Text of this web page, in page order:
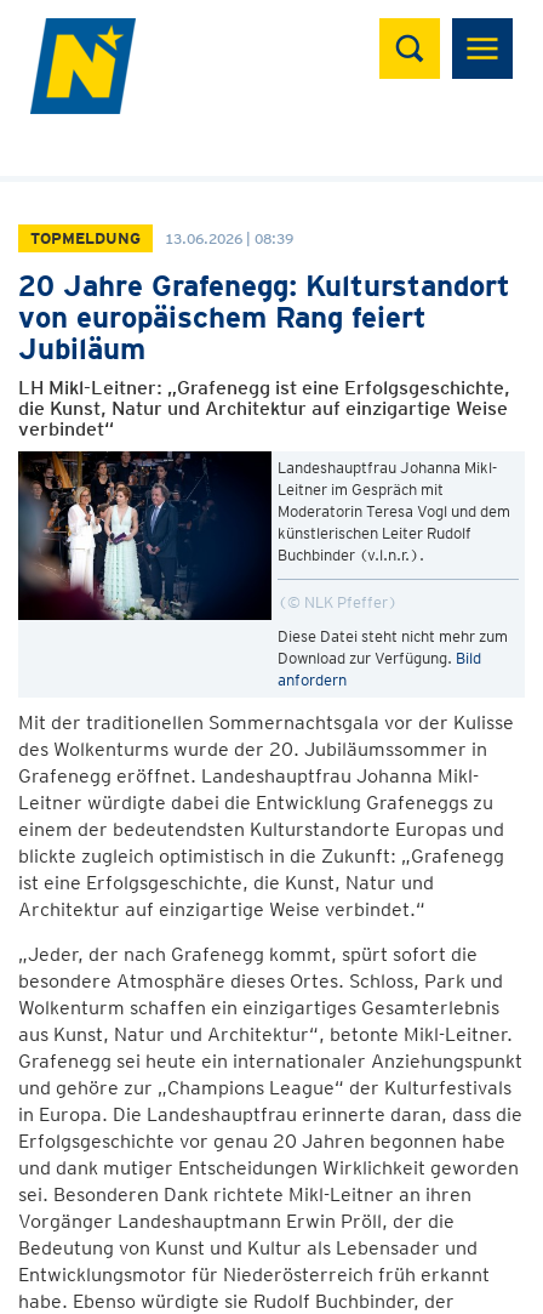
Suchen
TOPMELDUNG 13.06.2026 | 08:39
20 Jahre Grafenegg: Kulturstandort
von europäischem Rang feiert
Jubiläum
LH Mikl-Leitner: „Grafenegg ist eine Erfolgsgeschichte,
die Kunst, Natur und Architektur auf einzigartige Weise
verbindet“
Landeshauptfrau Johanna Mikl-
Leitner im Gespräch mit
Moderatorin Teresa Vogl und dem
künstlerischen Leiter Rudolf
Buchbinder (v.l.n.r.).
© NLK Pfeffer
Diese Datei steht nicht mehr zum
Download zur Verfügung. Bild
anfordern
Mit der traditionellen Sommernachtsgala vor der Kulisse
des Wolkenturms wurde der 20. Jubiläumssommer in
Grafenegg eröffnet. Landeshauptfrau Johanna Mikl-
Leitner würdigte dabei die Entwicklung Grafeneggs zu
einem der bedeutendsten Kulturstandorte Europas und
blickte zugleich optimistisch in die Zukunft: „Grafenegg
ist eine Erfolgsgeschichte, die Kunst, Natur und
Architektur auf einzigartige Weise verbindet.“
„Jeder, der nach Grafenegg kommt, spürt sofort die
besondere Atmosphäre dieses Ortes. Schloss, Park und
Wolkenturm schaffen ein einzigartiges Gesamterlebnis
aus Kunst, Natur und Architektur“, betonte Mikl-Leitner.
Grafenegg sei heute ein internationaler Anziehungspunkt
und gehöre zur „Champions League“ der Kulturfestivals
in Europa. Die Landeshauptfrau erinnerte daran, dass die
Erfolgsgeschichte vor genau 20 Jahren begonnen habe
und dank mutiger Entscheidungen Wirklichkeit geworden
sei. Besonderen Dank richtete Mikl-Leitner an ihren
Vorgänger Landeshauptmann Erwin Pröll, der die
Bedeutung von Kunst und Kultur als Lebensader und
Entwicklungsmotor für Niederösterreich früh erkannt
habe. Ebenso würdigte sie Rudolf Buchbinder, der